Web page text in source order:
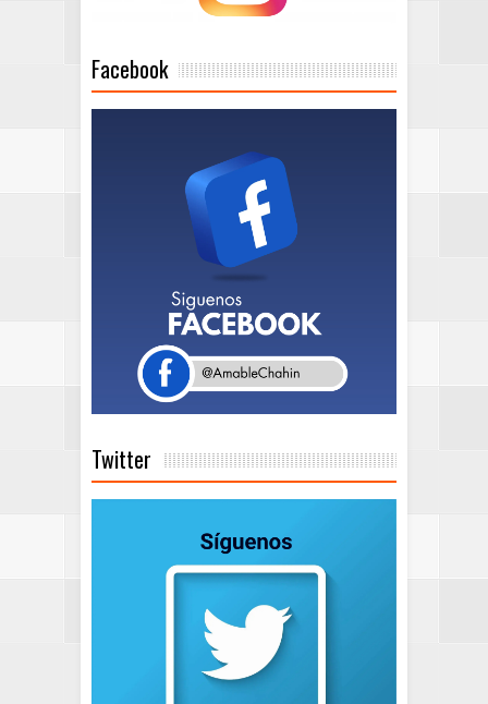
Facebook
Twitter